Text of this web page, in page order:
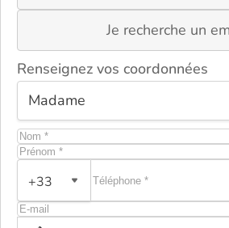
Je recherche un
Renseignez vos coordonnées
+33
ou